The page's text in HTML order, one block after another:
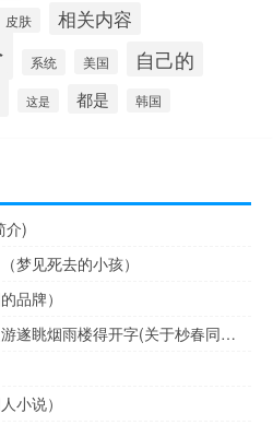
皮肤 相关内容
系统 美国 自己的
这是 都是 韩国
介)
梦见死去的小孩）
品牌）
杪春同诸友赴彭比部南湖之游遂眺烟雨楼得开字(关于杪春同诸友赴彭比部南湖之游遂眺烟雨楼得开字的简介)
小说）